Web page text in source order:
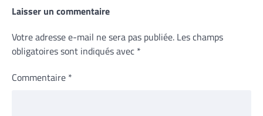
Laisser un commentaire
Votre adresse e-mail ne sera pas publiée. Les champs
obligatoires sont indiqués avec *
Commentaire *